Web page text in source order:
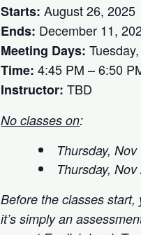
Starts: August 26, 2025
Ends: December 11,
Meeting Days:
Time: 4:45 PM – 6:50
Instructor: TBD
No classes on:
Thursday,
Thursday,
Before the classes start,
it’s simply an